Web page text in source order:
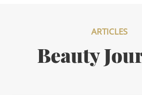
ARTICLES
Beauty